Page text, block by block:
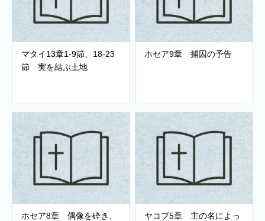
マタイ13章1-9節、18-23
節 実を結ぶ土地
ホセア9章 捕囚の予告
ホセア8章 偶像を砕き、
ヤコブ5章 主の名によっ